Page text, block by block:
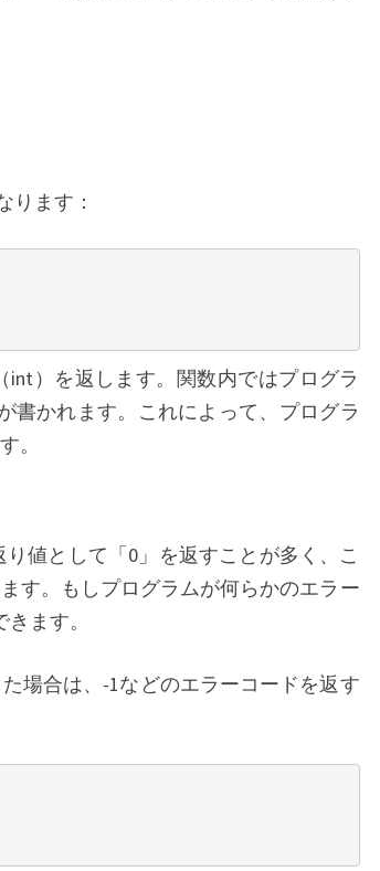
ります：
）を返します。関数内ではプログラ
書かれます。これによって、プログラ
。
値として「0」を返すことが多く、こ
す。もしプログラムが何らかのエラー
ます。
場合は、-1などのエラーコードを返す